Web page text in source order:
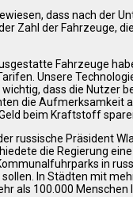
dass nach der
Zahl der Fahrzeuge,
Fahrzeuge
Unsere
wichtig, dass die
die Aufmerksamkeit
beim Kraftstoff
russische Präsident
die Regierung
in
In Städten mit
als 100.000 Menschen